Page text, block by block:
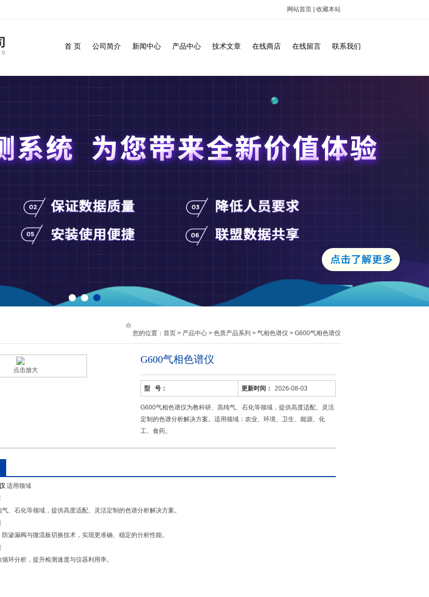
网站首页 收藏本站
首 页 公司简介 新闻中心 产品中心 技术文章 在线商店 在线留言 联系我们
您的位置： 首页 > 产品中心 > 色质产品系列 > 气相色谱仪 > G600气相色谱仪
G600气相色谱仪
型 号： 更新时间： 2026-08-03
G600气相色谱仪为教科研、高纯气、石化等领域，提供高度适配、灵活
定制的色谱分析解决方案。适用领域：农业、环境、卫生、能源、化
工、食药。
点击放大
适用领域
、石化等领域，提供高度适配、灵活定制的色谱分析解决方案。
渗漏阀与微流板切换技术，实现更准确、稳定的分析性能。
环分析，提升检测速度与仪器利用率。